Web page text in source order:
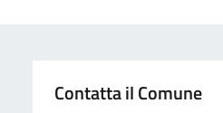
Contatta il Comune